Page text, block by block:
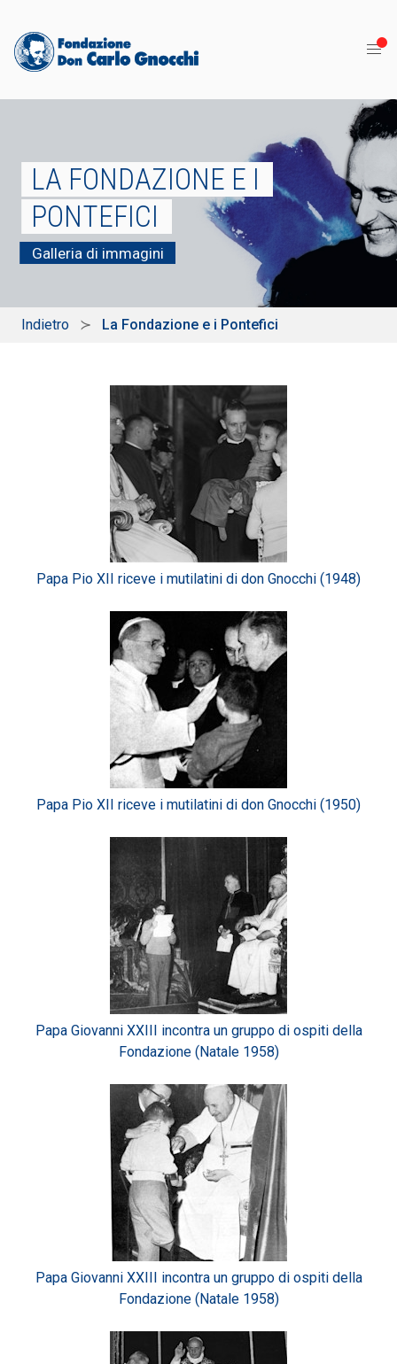
LA FONDAZIONE E I
PONTEFICI
Galleria di immagini
Indietro La Fondazione e i Pontefici
Papa Pio XII riceve i mutilatini di don Gnocchi (1948)
Papa Pio XII riceve i mutilatini di don Gnocchi (1950)
Papa Giovanni XXIII incontra un gruppo di ospiti della
Fondazione (Natale 1958)
Papa Giovanni XXIII incontra un gruppo di ospiti della
Fondazione (Natale 1958)